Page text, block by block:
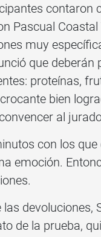
contaron
Pascual
muy
que deberán
proteínas,
bien
al
con los
emoción.
las devoluciones,
de la prueba,